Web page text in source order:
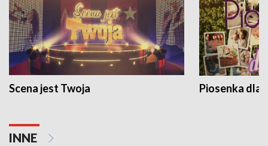
Scena jest Twoja Piosenka dla
INNE